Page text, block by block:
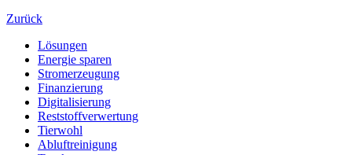
Zurück
Lösungen
Energie sparen
Stromerzeugung
Finanzierung
Digitalisierung
Reststoffverwertung
Tierwohl
Abluftreinigung